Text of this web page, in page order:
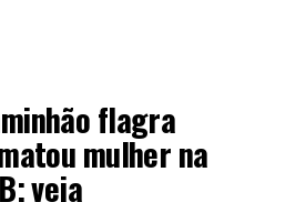
flagra
mulher na
veja